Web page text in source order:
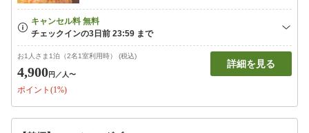
お1人さま1泊（2名1室利用時） (税込)
4,900円 ／人〜
ポイント(1%)
詳細を見る